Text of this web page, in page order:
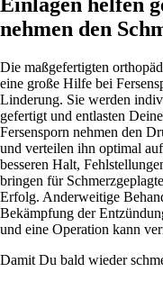
Einlagen helfen
nehmen den
Die maßgefertigten
eine große Hilfe bei
Linderung. Sie werden
gefertigt und entlasten
Fersensporn nehmen den
und verteilen ihn optimal
besseren Halt,
bringen für
Erfolg. Anderweitige
Bekämpfung der
und eine Operation kann
Damit Du bald wieder